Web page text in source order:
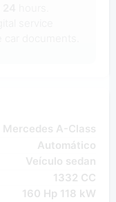
Mercedes A-Class
Automático
Veículo sedan
1332 CC
160 Hp 118 kW